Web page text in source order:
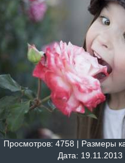
Просмотров: 4758 | Размеры
Дата: 19.11.2013